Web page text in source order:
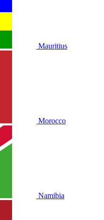
Mauritius
Morocco
Namibia